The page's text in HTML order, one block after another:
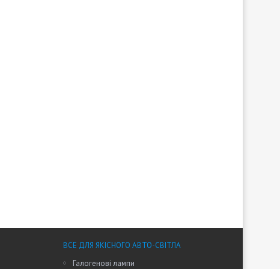
ВСЕ ДЛЯ ЯКІСНОГО АВТО-СВІТЛА
Галогенові лампи